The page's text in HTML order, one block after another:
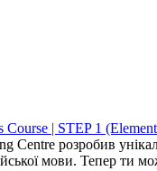
Course | STEP 1
Centre розробив
мови. Тепер ти